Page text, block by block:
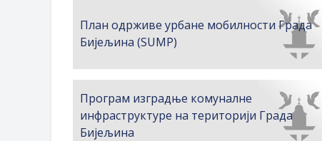
План одрживе урбане мобилности Града
Бијељина (SUMP)
Програм изградње комуналне
инфраструктуре на територији Града
Бијељина